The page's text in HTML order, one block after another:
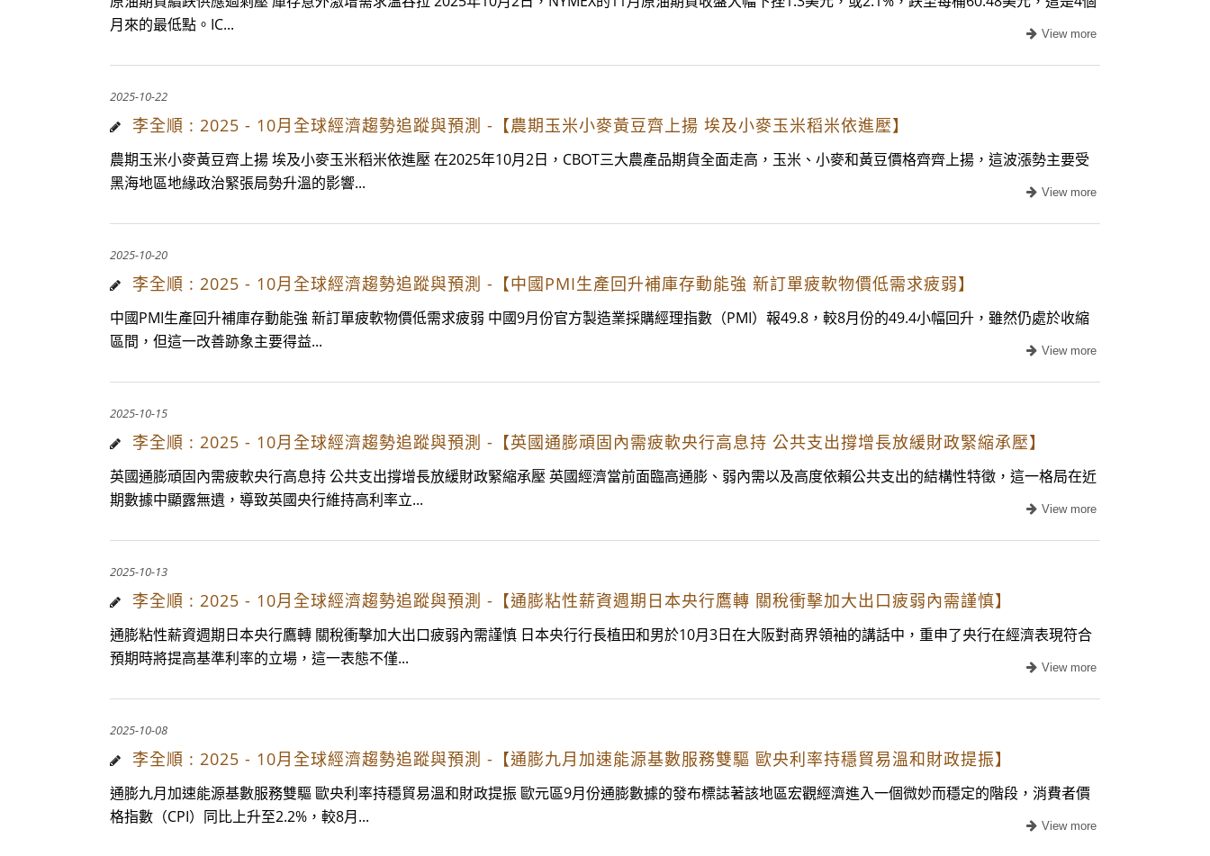
月來的最低點。IC...
2025-10-22
李全順 : 2025 - 10月全球經濟趨勢追蹤與預測 -【農期玉米小麥黃豆齊上揚 埃及小麥玉米稻米依進壓】
農期玉米小麥黃豆齊上揚 埃及小麥玉米稻米依進壓 在2025年10月2日，CBOT三大農產品期貨全面走高，玉米、小麥和黃豆價格齊齊上揚，這波漲勢主要受
黑海地區地緣政治緊張局勢升溫的影響...
2025-10-20
李全順 : 2025 - 10月全球經濟趨勢追蹤與預測 -【中國PMI生產回升補庫存動能強 新訂單疲軟物價低需求疲弱】
中國PMI生產回升補庫存動能強 新訂單疲軟物價低需求疲弱 中國9月份官方製造業採購經理指數（PMI）報49.8，較8月份的49.4小幅回升，雖然仍處於收縮
區間，但這一改善跡象主要得益...
2025-10-15
李全順 : 2025 - 10月全球經濟趨勢追蹤與預測 -【英國通膨頑固內需疲軟央行高息持 公共支出撐增長放緩財政緊縮承壓】
英國通膨頑固內需疲軟央行高息持 公共支出撐增長放緩財政緊縮承壓 英國經濟當前面臨高通膨、弱內需以及高度依賴公共支出的結構性特徵，這一格局在近
期數據中顯露無遺，導致英國央行維持高利率立...
2025-10-13
李全順 : 2025 - 10月全球經濟趨勢追蹤與預測 -【通膨粘性薪資週期日本央行鷹轉 關稅衝擊加大出口疲弱內需謹慎】
通膨粘性薪資週期日本央行鷹轉 關稅衝擊加大出口疲弱內需謹慎 日本央行行長植田和男於10月3日在大阪對商界領袖的講話中，重申了央行在經濟表現符合
預期時將提高基準利率的立場，這一表態不僅...
2025-10-08
李全順 : 2025 - 10月全球經濟趨勢追蹤與預測 -【通膨九月加速能源基數服務雙驅 歐央利率持穩貿易溫和財政提振】
通膨九月加速能源基數服務雙驅 歐央利率持穩貿易溫和財政提振 歐元區9月份通膨數據的發布標誌著該地區宏觀經濟進入一個微妙而穩定的階段，消費者價
格指數（CPI）同比上升至2.2%，較8月...